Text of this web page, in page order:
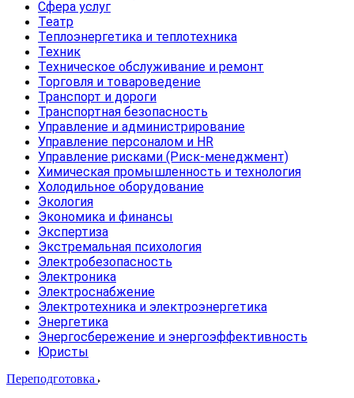
Сфера услуг
Театр
Теплоэнергетика и теплотехника
Техник
Техническое обслуживание и ремонт
Торговля и товароведение
Транспорт и дороги
Транспортная безопасность
Управление и администрирование
Управление персоналом и HR
Управление рисками (Риск-менеджмент)
Химическая промышленность и технология
Холодильное оборудование
Экология
Экономика и финансы
Экспертиза
Экстремальная психология
Электробезопасность
Электроника
Электроснабжение
Электротехника и электроэнергетика
Энергетика
Энергосбережение и энергоэффективность
Юристы
Переподготовка